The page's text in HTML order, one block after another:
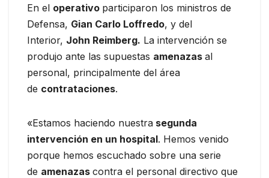
En el operativo participaron los ministros de
Defensa, Gian Carlo Loffredo, y del
Interior, John Reimberg. La intervención se
produjo ante las supuestas amenazas al
personal, principalmente del área
de contrataciones.
«Estamos haciendo nuestra segunda
intervención en un hospital. Hemos venido
porque hemos escuchado sobre una serie
de amenazas contra el personal directivo que